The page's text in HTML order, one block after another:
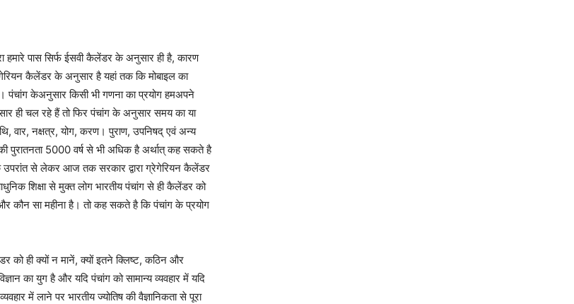
पास सिर्फ ईसवी कैलेंडर के अनुसार ही है, कारण
कैलेंडर के अनुसार है यहां तक कि मोबाइल का
केअनुसार किसी भी गणना का प्रयोग हमअपने
ही चल रहे हैं तो फिर पंचांग के अनुसार समय का या
वार, नक्षत्र, योग, करण। पुराण, उपनिषद् एवं अन्य
पुरातनता 5000 वर्ष से भी अधिक है अर्थात् कह सकते है
से लेकर आज तक सरकार द्वारा ग्रेगेरियन कैलेंडर
शिक्षा से मुक्त लोग भारतीय पंचांग से ही कैलेंडर को
कौन सा महीना है। तो कह सकते है कि पंचांग के प्रयोग
ही क्यों न मानें, क्यों इतने क्लिष्ट, कठिन और
का युग है और यदि पंचांग को सामान्य व्यवहार में यदि
में लाने पर भारतीय ज्योतिष की वैज्ञानिकता से पूरा